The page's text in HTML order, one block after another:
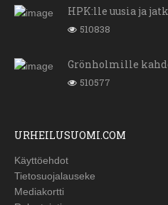
HPK:lle uusia ja
510838
Grönholmille
510577
URHEILUSUOMI.COM
Käyttöehdot
Tietosuojalauseke
Mediakortti